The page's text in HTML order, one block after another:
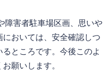
障害者駐車場区画、思いや
おいては、安全確認しつ
ところです。今後このよ
願いします。